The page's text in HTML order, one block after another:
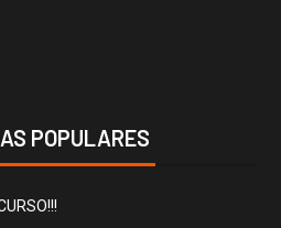
POPULARES